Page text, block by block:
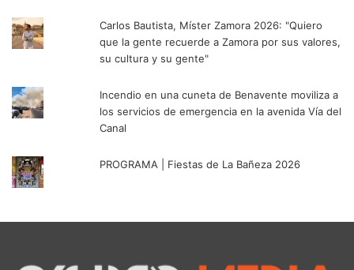
Carlos Bautista, Míster Zamora 2026: "Quiero
que la gente recuerde a Zamora por sus valores,
su cultura y su gente"
Incendio en una cuneta de Benavente moviliza a
los servicios de emergencia en la avenida Vía del
Canal
PROGRAMA | Fiestas de La Bañeza 2026